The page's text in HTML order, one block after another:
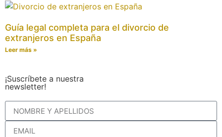
Guía legal completa para el divorcio de
extranjeros en España
Leer más »
¡Suscríbete a nuestra
newsletter!